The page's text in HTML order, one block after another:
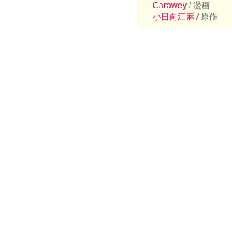
Carawey / 漫画
小日向江麻 / 原作